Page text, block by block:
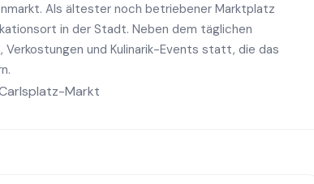
Als ältester noch betriebener Marktplatz
in der Stadt. Neben dem täglichen
und Kulinarik-Events statt, die das
Markt